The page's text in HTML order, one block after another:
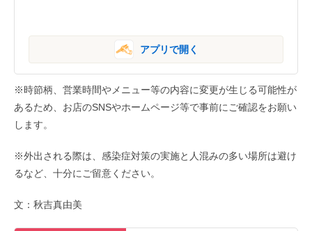
アプリで開く
※時節柄、営業時間やメニュー等の内容に変更が生じる可能性が
あるため、お店のSNSやホームページ等で事前にご確認をお願い
します。
※外出される際は、感染症対策の実施と人混みの多い場所は避け
るなど、十分にご留意ください。
文：秋吉真由美